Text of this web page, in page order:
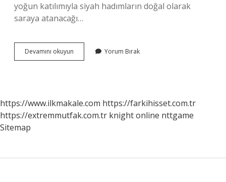
yoğun katılımıyla siyah hadımların doğal olarak
saraya atanacağı…
Devamını okuyun Karaağalar
Kimdir
Yorum Bırak
https://www.ilkmakale.com https://farkihisset.com.tr
https://extremmutfak.com.tr knight online nttgame
Sitemap